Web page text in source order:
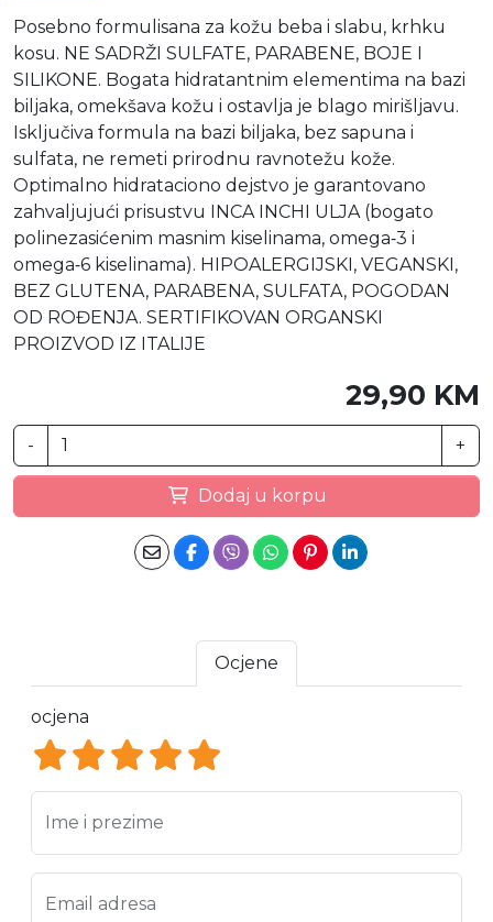
Posebno formulisana za kožu beba i slabu, krhku
kosu. NE SADRŽI SULFATE, PARABENE, BOJE I
SILIKONE. Bogata hidratantnim elementima na bazi
biljaka, omekšava kožu i ostavlja je blago mirišljavu.
Isključiva formula na bazi biljaka, bez sapuna i
sulfata, ne remeti prirodnu ravnotežu kože.
Optimalno hidrataciono dejstvo je garantovano
zahvaljujući prisustvu INCA INCHI ULJA (bogato
polinezasićenim masnim kiselinama, omega‐3 i
omega‐6 kiselinama). HIPOALERGIJSKI, VEGANSKI,
BEZ GLUTENA, PARABENA, SULFATA, POGODAN
OD ROĐENJA. SERTIFIKOVAN ORGANSKI
PROIZVOD IZ ITALIJE
29,90 KM
- +
Dodaj u korpu
Ocjene
ocjena
ocjena 5
ocjena 4
ocjena 3
ocjena 2
ocjena 1
Ime i prezime
Email adresa